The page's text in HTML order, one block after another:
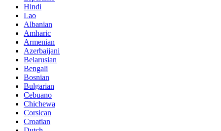
Hindi
Lao
Albanian
Amharic
Armenian
Azerbaijani
Belarusian
Bengali
Bosnian
Bulgarian
Cebuano
Chichewa
Corsican
Croatian